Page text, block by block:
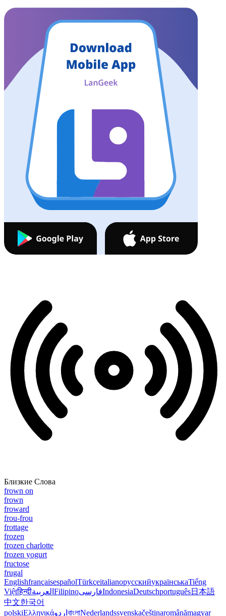
Близкие Слова
frown on
frown
froward
frou-frou
frottage
frozen
frozen charlotte
frozen yogurt
fructose
frugal
EnglishfrançaisespañolTürkçeitalianoрусскийукраїнськаTiếng
Việtहिन्दीالعربية FilipinoفارسیIndonesiaDeutschportuguês日本語
中文한국어
polskiΕλληνικάاردو বাংলাNederlandssvenskačeštinaromânămagyar